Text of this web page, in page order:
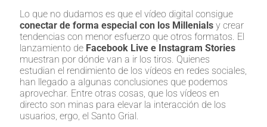
Lo que no dudamos es que el vídeo digital consigue
conectar de forma especial con los Millenials y crear
tendencias con menor esfuerzo que otros formatos. El
lanzamiento de Facebook Live e Instagram Stories
muestran por dónde van a ir los tiros. Quienes
estudian el rendimiento de los vídeos en redes sociales,
han llegado a algunas conclusiones que podemos
aprovechar. Entre otras cosas, que los vídeos en
directo son minas para elevar la interacción de los
usuarios, ergo, el Santo Grial.